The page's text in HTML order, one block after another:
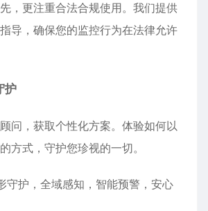
，更注重合法合规使用。我们提供
导，确保您的监控行为在法律允许
护
问，获取个性化方案。体验如何以
方式，守护您珍视的一切。
护，全域感知，智能预警，安心